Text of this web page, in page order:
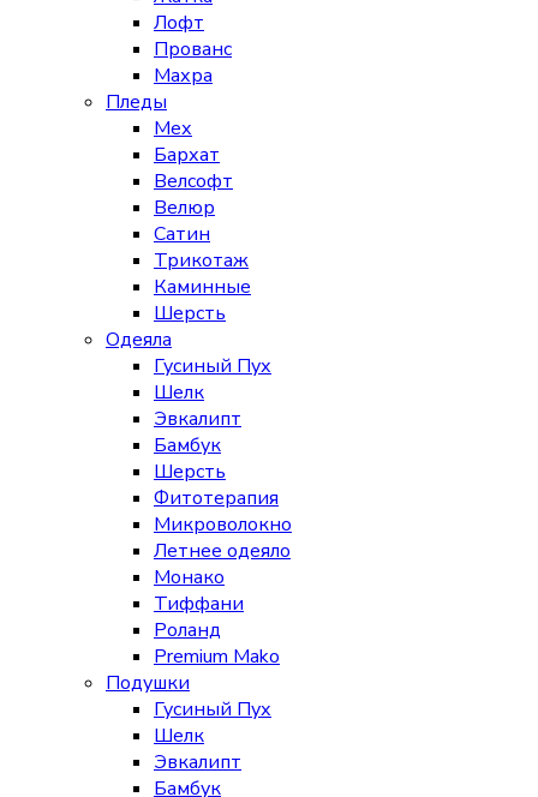
Лофт
Прованс
Махра
Пледы
Мех
Бархат
Велсофт
Велюр
Сатин
Трикотаж
Каминные
Шерсть
Одеяла
Гусиный Пух
Шелк
Эвкалипт
Бамбук
Шерсть
Фитотерапия
Микроволокно
Летнее одеяло
Монако
Тиффани
Роланд
Premium Mako
Подушки
Гусиный Пух
Шелк
Эвкалипт
Бамбук